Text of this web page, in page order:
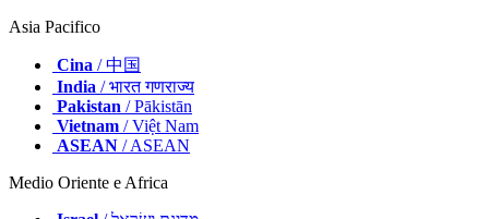
Asia Pacifico
Cina / 中国
India / भारत गणराज्य
Pakistan / Pākistān
Vietnam / Việt Nam
ASEAN / ASEAN
Medio Oriente e Africa